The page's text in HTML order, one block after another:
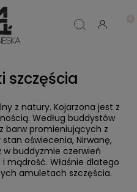
szczęścia
z natury. Kojarzona jest z
Według buddystów
barw promieniujących z
oświecenia, Nirwanę,
w buddyzmie czerwień
mądrość. Właśnie dlatego
amuletach szczęścia.